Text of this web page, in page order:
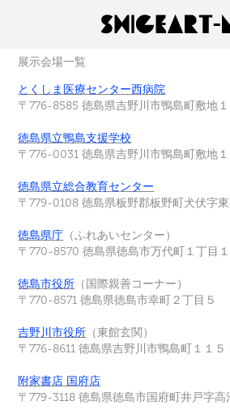
展示会場一覧
とくしま医療センター西病院
〒776-8585 徳島県吉野川市鴨島町敷地１
徳島県立鴨島支援学校
〒776-0031 徳島県吉野川市鴨島町敷地
徳島県立総合教育センター
〒779-0108 徳島県板野郡板野町犬伏字東
徳島県庁 （ふれあいセンター ）
〒770-8570 徳島県徳島市万代町１丁目１
徳島市役所 （ 国際親善コーナー ）
〒770-8571 徳島県徳島市幸町２丁目５
吉野川市役所 （東館玄関 ）
〒776-8611 徳島県吉野川市鴨島町１１５
附家書店 国府店
〒779-3118 徳島県徳島市国府町井戸字高